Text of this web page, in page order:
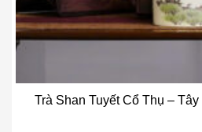
Trà Shan Tuyết Cổ Thụ –